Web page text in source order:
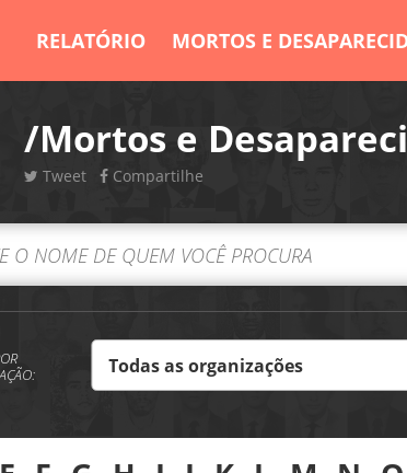
RELATÓRIO MORTOS E
/Mortos e
Tweet Compartilhe